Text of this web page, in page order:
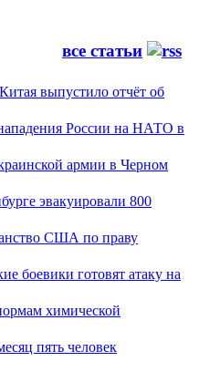
все статьи
выпустило отчёт об
России на НАТО в
армии в Черном
эвакуировали 800
США по праву
боевики готовят атаку на
химической
пять человек